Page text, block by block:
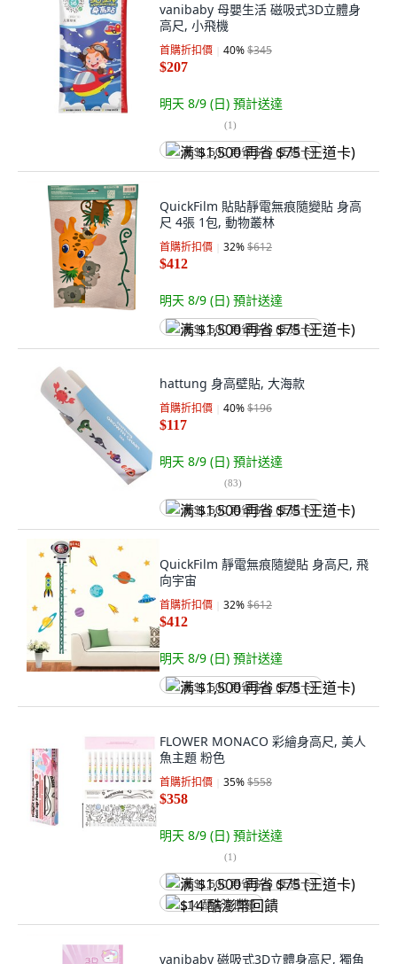
vanibaby 母嬰生活 磁吸式3D立體身
高尺, 小飛機
首購折扣價 40%$345
$207
明天 8/9 (日) 預計送達
(1)
满 $1,500 再省 $75 (王道卡)
QuickFilm 貼貼靜電無痕隨變貼 身高
尺 4張 1包, 動物叢林
首購折扣價 32%$612
$412
明天 8/9 (日) 預計送達
满 $1,500 再省 $75 (王道卡)
hattung 身高壁貼, 大海款
首購折扣價 40%$196
$117
明天 8/9 (日) 預計送達
(83)
满 $1,500 再省 $75 (王道卡)
QuickFilm 靜電無痕隨變貼 身高尺, 飛
向宇宙
首購折扣價 32%$612
$412
明天 8/9 (日) 預計送達
满 $1,500 再省 $75 (王道卡)
FLOWER MONACO 彩繪身高尺, 美人
魚主題 粉色
首購折扣價 35%$558
$358
明天 8/9 (日) 預計送達
(1)
满 $1,500 再省 $75 (王道卡)
$14 酷澎幣回饋
vanibaby 磁吸式3D立體身高尺, 獨角